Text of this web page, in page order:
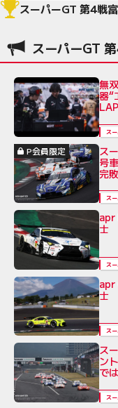
スーパーGT 第4戦
スーパーGT
無
器“
ス
P会員限定
ス
号
完
ス
apr
士
ス
apr
士
ス
ス
ン
で
ス